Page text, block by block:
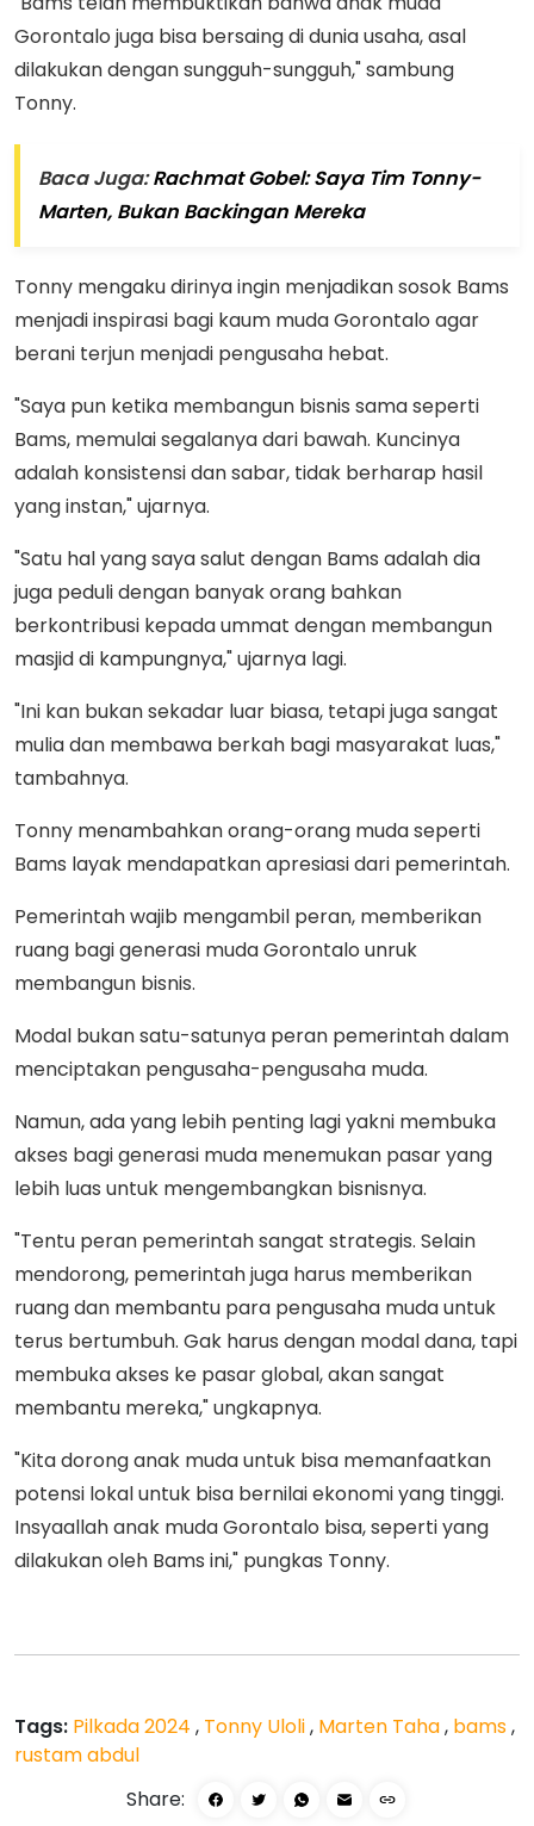
Gorontalo juga bisa bersaing di dunia usaha, asal
dilakukan dengan sungguh-sungguh," sambung
Tonny.
Baca Juga:Rachmat Gobel: Saya Tim Tonny-
Marten, Bukan Backingan Mereka
Tonny mengaku dirinya ingin menjadikan sosok Bams
menjadi inspirasi bagi kaum muda Gorontalo agar
berani terjun menjadi pengusaha hebat.
"Saya pun ketika membangun bisnis sama seperti
Bams, memulai segalanya dari bawah. Kuncinya
adalah konsistensi dan sabar, tidak berharap hasil
yang instan," ujarnya.
"Satu hal yang saya salut dengan Bams adalah dia
juga peduli dengan banyak orang bahkan
berkontribusi kepada ummat dengan membangun
masjid di kampungnya," ujarnya lagi.
"Ini kan bukan sekadar luar biasa, tetapi juga sangat
mulia dan membawa berkah bagi masyarakat luas,"
tambahnya.
Tonny menambahkan orang-orang muda seperti
Bams layak mendapatkan apresiasi dari pemerintah.
Pemerintah wajib mengambil peran, memberikan
ruang bagi generasi muda Gorontalo unruk
membangun bisnis.
Modal bukan satu-satunya peran pemerintah dalam
menciptakan pengusaha-pengusaha muda.
Namun, ada yang lebih penting lagi yakni membuka
akses bagi generasi muda menemukan pasar yang
lebih luas untuk mengembangkan bisnisnya.
"Tentu peran pemerintah sangat strategis. Selain
mendorong, pemerintah juga harus memberikan
ruang dan membantu para pengusaha muda untuk
terus bertumbuh. Gak harus dengan modal dana, tapi
membuka akses ke pasar global, akan sangat
membantu mereka," ungkapnya.
"Kita dorong anak muda untuk bisa memanfaatkan
potensi lokal untuk bisa bernilai ekonomi yang tinggi.
Insyaallah anak muda Gorontalo bisa, seperti yang
dilakukan oleh Bams ini," pungkas Tonny.
Tags: Pilkada 2024 , Tonny Uloli, Marten Taha, bams,
rustam abdul
Share: